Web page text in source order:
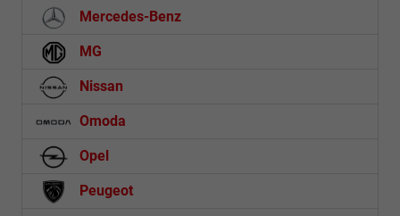
Mercedes-Benz
MG
Nissan
Omoda
Opel
Peugeot